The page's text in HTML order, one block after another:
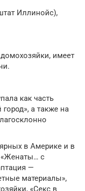
Иллинойс),
имеет
как часть
а также на
в Америке и в
«Женаты… с
—
материалы»,
«Секс в